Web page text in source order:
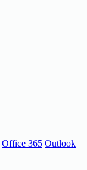
Office 365 Outlook